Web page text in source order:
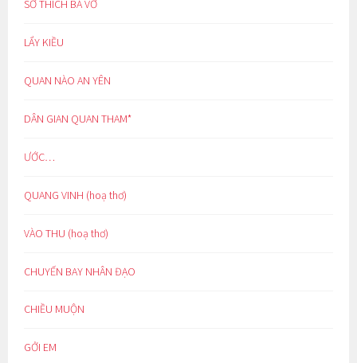
SỞ THÍCH BÁ VƠ
LẨY KIỀU
QUAN NÀO AN YÊN
DÂN GIAN QUAN THAM*
ƯỚC…
QUANG VINH (hoạ thơ)
VÀO THU (hoạ thơ)
CHUYẾN BAY NHÂN ĐẠO
CHIỀU MUỘN
GỞI EM